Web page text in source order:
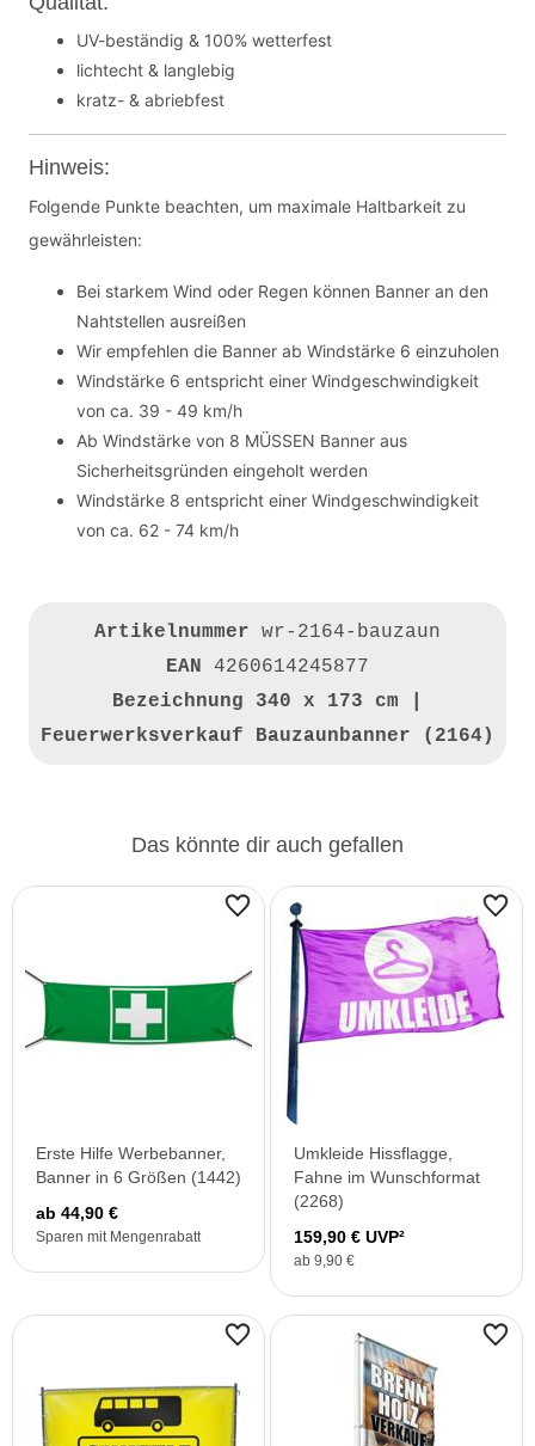
UV-beständig & 100% wetterfest
lichtecht & langlebig
kratz- & abriebfest
Hinweis:
Folgende Punkte beachten, um maximale Haltbarkeit zu
gewährleisten:
Bei starkem Wind oder Regen können Banner an den
Nahtstellen ausreißen
Wir empfehlen die Banner ab Windstärke 6 einzuholen
Windstärke 6 entspricht einer Windgeschwindigkeit
von ca. 39 - 49 km/h
Ab Windstärke von 8 MÜSSEN Banner aus
Sicherheitsgründen eingeholt werden
Windstärke 8 entspricht einer Windgeschwindigkeit
von ca. 62 - 74 km/h
Artikelnummer wr-2164-bauzaun
EAN 4260614245877
Bezeichnung 340 x 173 cm |
Feuerwerksverkauf Bauzaunbanner (2164)
Das könnte dir auch gefallen
Erste Hilfe Werbebanner,
Banner in 6 Größen (1442)
ab 44,90 €
Sparen mit Mengenrabatt
Umkleide Hissflagge,
Fahne im Wunschformat
(2268)
159,90 € UVP²
ab 9,90 €